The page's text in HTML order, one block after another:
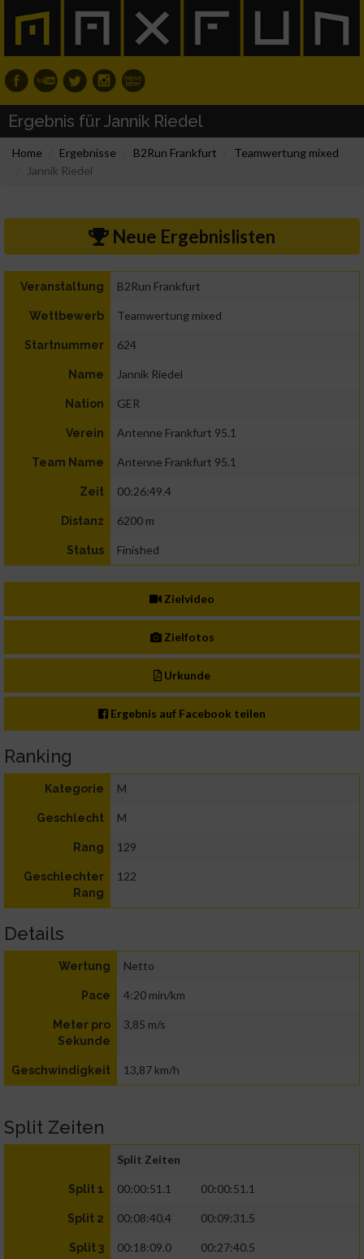
Ergebnis für Jannik Riedel
Home Ergebnisse B2Run Frankfurt
Teamwertung mixed
Jannik Riedel
Neue Ergebnislisten
Veranstaltung B2Run Frankfurt
Wettbewerb Teamwertung mixed
Startnummer 624
Name Jannik Riedel
Nation GER
Verein Antenne Frankfurt 95.1
Team Name Antenne Frankfurt 95.1
Zeit 00:26:49.4
Distanz 6200 m
Status Finished
Zielvideo
Zielfotos
Urkunde
Ergebnis auf Facebook teilen
Ranking
Kategorie M
Geschlecht M
Rang 129
Geschlechter
Rang
122
Details
Wertung Netto
Pace 4:20 min/km
Meter pro
Sekunde
3,85 m/s
Geschwindigkeit 13,87 km/h
Split Zeiten
Split Zeiten
Split 1 00:00:51.1 00:00:51.1
Split 2 00:08:40.4 00:09:31.5
Split 3 00:18:09.0 00:27:40.5